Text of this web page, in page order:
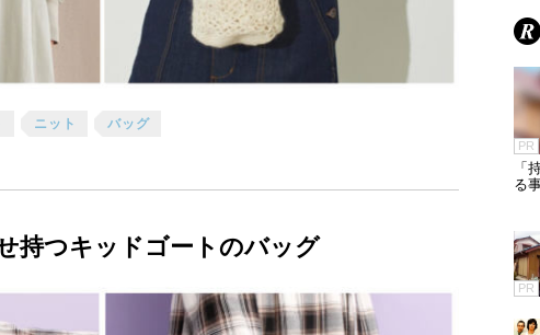
ニット バッグ
持つキッドゴートのバッグ
PR
「
る
PR